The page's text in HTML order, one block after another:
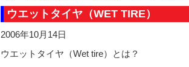
ウエットタイヤ（WET TIRE）
2006年10月14日
ウエットタイヤ（Wet tire）とは？